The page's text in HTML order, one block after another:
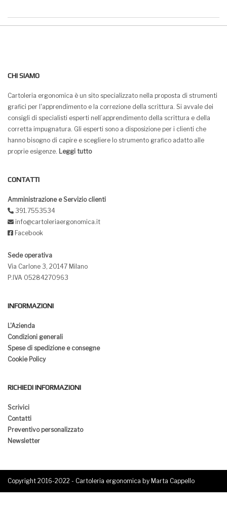
CHI SIAMO
Cartoleria ergonomica è un sito specializzato nella proposta di strumenti
grafici per l'apprendimento e la correzione della scrittura. Si avvale dei
consigli di specialisti esperti nell’apprendimento della scrittura e della
corretta impugnatura. Gli esperti sono a disposizione per i clienti che
hanno bisogno di capire e scegliere lo strumento grafico adatto alle
proprie esigenze. Leggi tutto
CONTATTI
Amministrazione e Servizio clienti
391.7553534
info@cartoleriaergonomica.it
Facebook
Sede operativa
Via Carlone 3, 20147 Milano
P.IVA 05284270963
INFORMAZIONI
L'Azienda
Condizioni generali
Spese di spedizione e consegne
Cookie Policy
RICHIEDI INFORMAZIONI
Scrivici
Contatti
Preventivo personalizzato
Newsletter
Copyright 2016-2022 - Cartoleria ergonomica by Marta Cappello